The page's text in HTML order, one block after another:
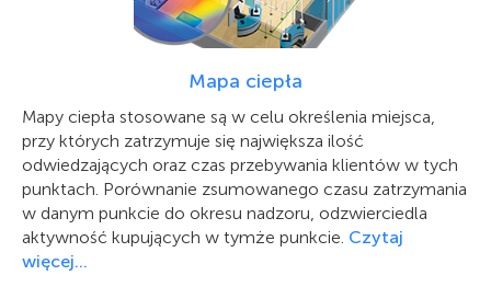
Mapa ciepła
Mapy ciepła stosowane są w celu określenia miejsca,
przy których zatrzymuje się największa ilość
odwiedzających oraz czas przebywania klientów w tych
punktach. Porównanie zsumowanego czasu zatrzymania
w danym punkcie do okresu nadzoru, odzwierciedla
aktywność kupujących w tymże punkcie. Czytaj
więcej…